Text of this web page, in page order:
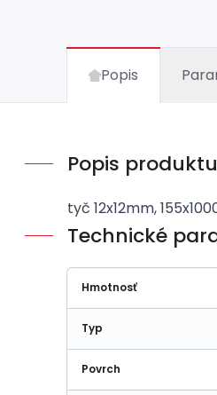
Popis
Popis produktu
tyč 12x12mm,
Technické
Hmotnosť
Typ
Povrch